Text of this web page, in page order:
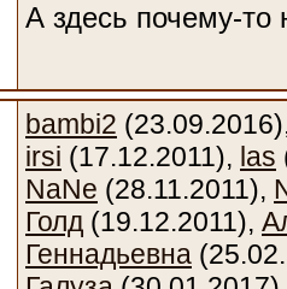
А здесь почему-то
bambi2
irsi (17.12.2011), las
NaNe (28.11.2011),
Голд (19.12.2011),
Геннадьевна